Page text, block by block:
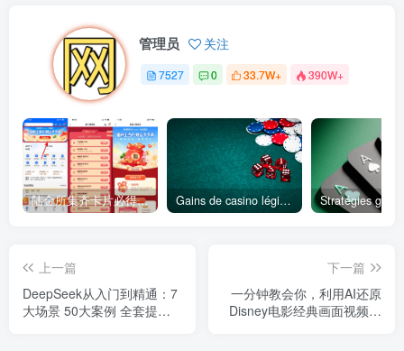
管理员 关注
7527 0 33.7W+ 390W+
陆金所集齐卡片必得6.6元红包 Gains de casino légitimes votre perspective pour un véritable succès au jeu
上一篇
DeepSeek从入门到精通：7
大场景 50大案例 全套提示
下一篇
一分钟教会你，利用AI还原
Disney电影经典画面视频制